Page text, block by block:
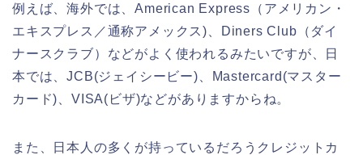
例えば、海外では、American Express（アメリカン・
エキスプレス／通称アメックス)、Diners Club（ダイ
ナースクラブ）などがよく使われるみたいですが、日
本では、JCB(ジェイシービー)、Mastercard(マスター
カード)、VISA(ビザ)などがありますからね。
また、日本人の多くが持っているだろうクレジットカ